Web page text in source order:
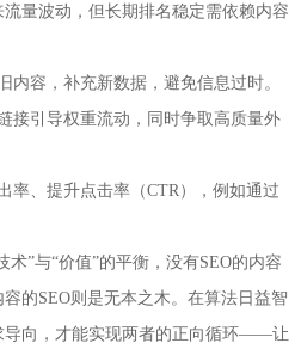
量波动，但长期排名稳定需依赖内容
内容，补充新数据，避免信息过时。
接引导权重流动，同时争取高质量外
率、提升点击率（CTR），例如通过
术”与“价值”的平衡，没有SEO的内容
的SEO则是无本之木。在算法日益智
导向，才能实现两者的正向循环——让